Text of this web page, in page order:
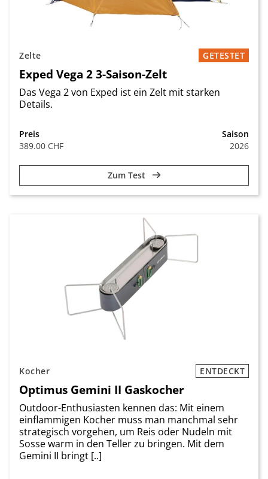
Zelte GETESTET
Exped Vega 2 3-Saison-Zelt
Das Vega 2 von Exped ist ein Zelt mit starken
Details.
Preis
389.00 CHF
Saison
2026
Zum Test
Kocher ENTDECKT
Optimus Gemini II Gaskocher
Outdoor-Enthusiasten kennen das: Mit einem
einflammigen Kocher muss man manchmal sehr
strategisch vorgehen, um Reis oder Nudeln mit
Sosse warm in den Teller zu bringen. Mit dem
Gemini II bringt [..]